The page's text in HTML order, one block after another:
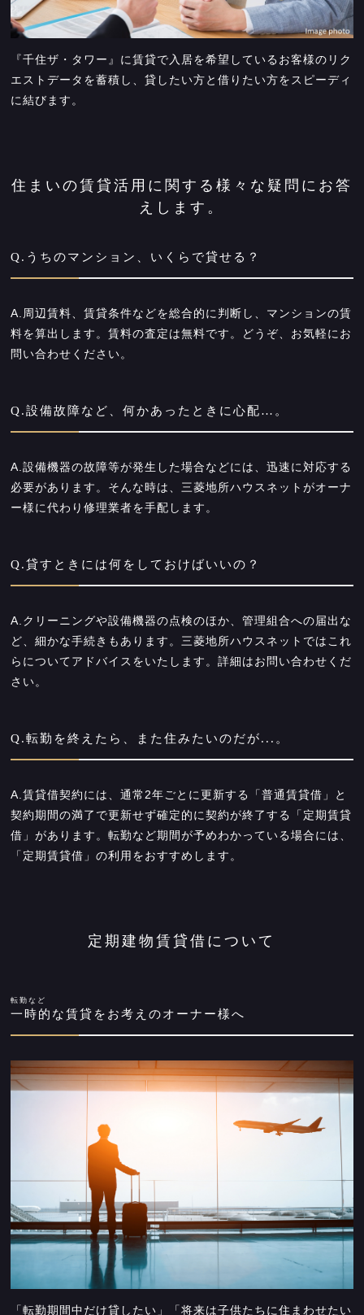
『千住ザ・タワー』に賃貸で入居を希望しているお客様のリク
エストデータを蓄積し、貸したい方と借りたい方をスピーディ
に結びます。
住まいの賃貸活用に関する様々な疑問にお答
えします。
Q.うちのマンション、いくらで貸せる？
A.周辺賃料、賃貸条件などを総合的に判断し、マンションの賃
料を算出します。賃料の査定は無料です。どうぞ、お気軽にお
問い合わせください。
Q.設備故障など、何かあったときに心配…。
A.設備機器の故障等が発生した場合などには、迅速に対応する
必要があります。そんな時は、三菱地所ハウスネットがオーナ
ー様に代わり修理業者を手配します。
Q.貸すときには何をしておけばいいの？
A.クリーニングや設備機器の点検のほか、管理組合への届出な
ど、細かな手続きもあります。三菱地所ハウスネットではこれ
らについてアドバイスをいたします。詳細はお問い合わせくだ
さい。
Q.転勤を終えたら、また住みたいのだが...。
A.賃貸借契約には、通常2年ごとに更新する「普通賃貸借」と
契約期間の満了で更新せず確定的に契約が終了する「定期賃貸
借」があります。転勤など期間が予めわかっている場合には、
「定期賃貸借」の利用をおすすめします。
定期建物賃貸借について
転勤など
一時的な賃貸をお考えのオーナー様へ
「転勤期間中だけ貸したい」「将来は子供たちに住まわせたい